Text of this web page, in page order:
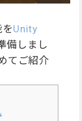
Unity
備しまし
てご紹介